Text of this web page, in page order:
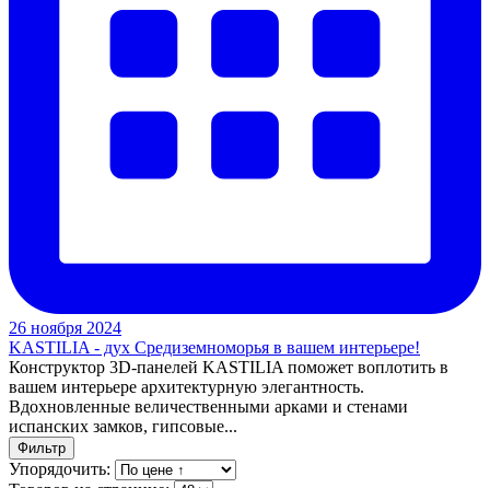
26 ноября 2024
KASTILIA - дух Средиземноморья в вашем интерьере!
Конструктор 3D-панелей KASTILIA поможет воплотить в
вашем интерьере архитектурную элегантность.
Вдохновленные величественными арками и стенами
испанских замков, гипсовые...
Фильтр
Упорядочить: